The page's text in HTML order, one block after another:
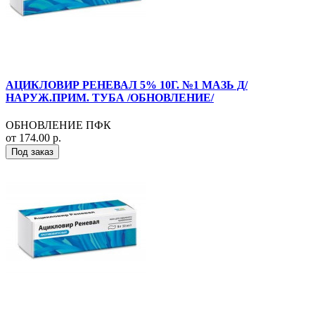
АЦИКЛОВИР РЕНЕВАЛ 5% 10Г. №1 МАЗЬ Д/
НАРУЖ.ПРИМ. ТУБА /ОБНОВЛЕНИЕ/
ОБНОВЛЕНИЕ ПФК
от 174.00 р.
Под заказ